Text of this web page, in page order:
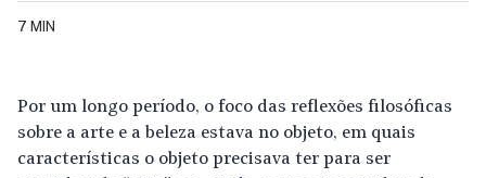
7 MIN
Por um longo período, o foco das reflexões filosóficas
sobre a arte e a beleza estava no objeto, em quais
características o objeto precisava ter para ser